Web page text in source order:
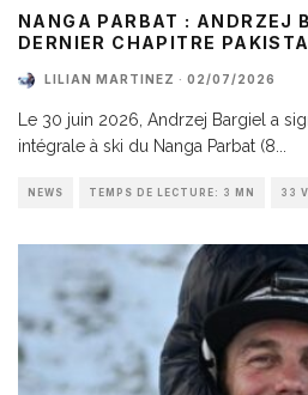
NANGA PARBAT : ANDRZEJ
DERNIER CHAPITRE
LILIAN MARTINEZ · 02/07/2026
Le 30 juin 2026, Andrzej Bargiel a
intégrale à ski du Nanga Parbat (8
NEWS TEMPS DE LECTURE: 3 MN 33